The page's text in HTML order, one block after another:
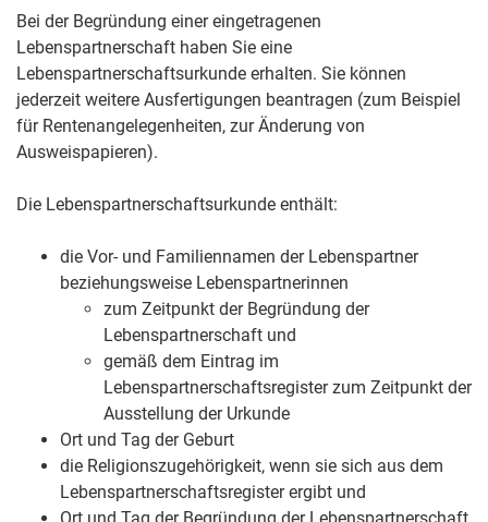
Bei der Begründung einer eingetragenen
Lebenspartnerschaft haben Sie eine
Lebenspartnerschaftsurkunde erhalten. Sie können
jederzeit weitere Ausfertigungen beantragen (zum Beispiel
für Rentenangelegenheiten, zur Änderung von
Ausweispapieren).
Die Lebenspartnerschaftsurkunde enthält:
die Vor- und Familiennamen der Lebenspartner
beziehungsweise Lebenspartnerinnen
zum Zeitpunkt der Begründung der
Lebenspartnerschaft und
gemäß dem Eintrag im
Lebenspartnerschaftsregister zum Zeitpunkt der
Ausstellung der Urkunde
Ort und Tag der Geburt
die Religionszugehörigkeit, wenn sie sich aus dem
Lebenspartnerschaftsregister ergibt und